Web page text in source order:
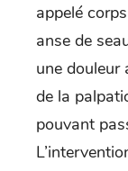
appelé
anse de
une douleur
de la
pouvant